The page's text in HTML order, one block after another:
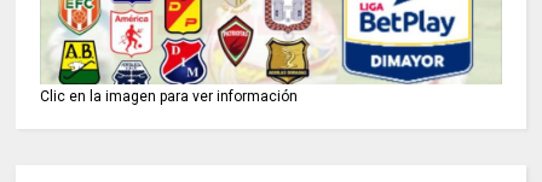
Clic en la imagen para ver información